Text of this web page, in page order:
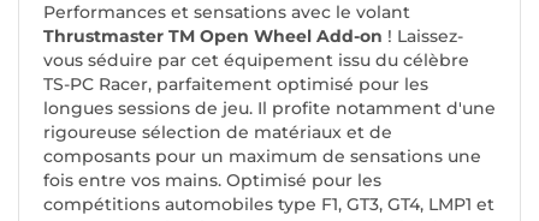
Performances et sensations avec le volant
Thrustmaster TM Open Wheel Add-on ! Laissez-
vous séduire par cet équipement issu du célèbre
TS-PC Racer, parfaitement optimisé pour les
longues sessions de jeu. Il profite notamment d'une
rigoureuse sélection de matériaux et de
composants pour un maximum de sensations une
fois entre vos mains. Optimisé pour les
compétitions automobiles type F1, GT3, GT4, LMP1 et